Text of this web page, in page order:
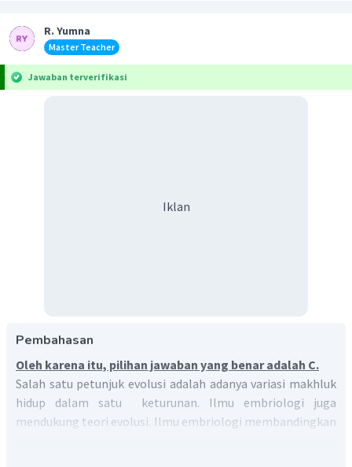
R. Yumna
Master Teacher
Jawaban terverifikasi
Iklan
Pembahasan
Oleh karena itu, pilihan jawaban yang benar adalah C.
Salah satu petunjuk evolusi adalah adanya variasi makhluk
hidup dalam satu keturunan. Ilmu embriologi juga
mendukung teori evolusi. Ilmu embriologi membandingkan